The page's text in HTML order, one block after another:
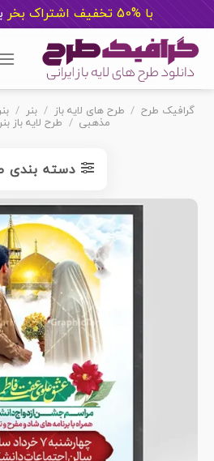
با %50 تخفیف اشتراک بخر ب
content
گرافیک طرح / طرح های لایه باز / بنر /
مذهبی / طرح لایه باز
دسته بندی